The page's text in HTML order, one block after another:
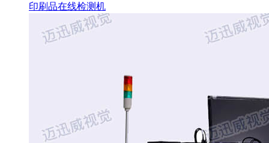
印刷品在线检测机